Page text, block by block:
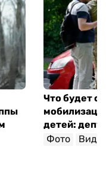
Что будет с
детей:
Фото